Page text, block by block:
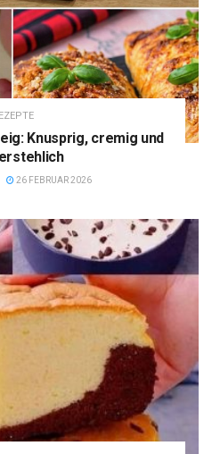
Knusprig, cremig und
26 FEBRUAR 2026